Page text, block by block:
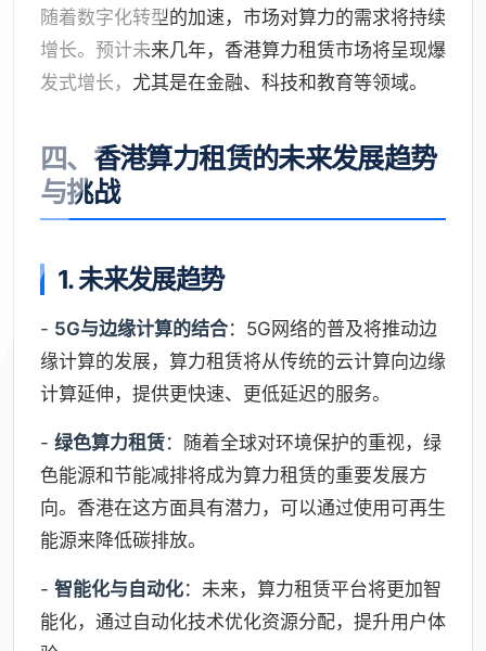
随着数字化转型的加速，市场对算力的需求将持续
增长。预计未来几年，香港算力租赁市场将呈现爆
发式增长，尤其是在金融、科技和教育等领域。
四、香港算力租赁的未来发展趋势
与挑战
1. 未来发展趋势
- 5G与边缘计算的结合：5G网络的普及将推动边
缘计算的发展，算力租赁将从传统的云计算向边缘
计算延伸，提供更快速、更低延迟的服务。
- 绿色算力租赁：随着全球对环境保护的重视，绿
色能源和节能减排将成为算力租赁的重要发展方
向。香港在这方面具有潜力，可以通过使用可再生
能源来降低碳排放。
- 智能化与自动化：未来，算力租赁平台将更加智
能化，通过自动化技术优化资源分配，提升用户体